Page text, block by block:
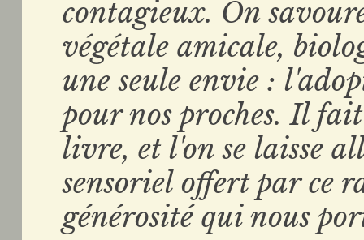
contagieux. On
végétale amicale,
une seule envie :
pour nos proches. Il
livre, et l'on se laisse
sensoriel offert par ce
générosité qui nous